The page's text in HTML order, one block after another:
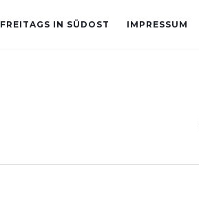
FREITAGS IN SÜDOST IMPRESSUM